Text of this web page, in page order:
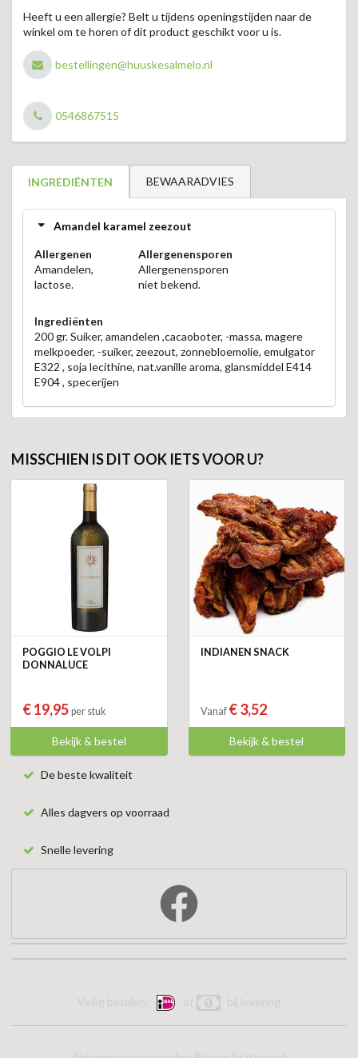
Heeft u een allergie? Belt u tijdens openingstijden naar de
winkel om te horen of dit product geschikt voor u is.
bestellingen@huuskesalmelo.nl
0546867515
INGREDIËNTEN BEWAARADVIES
Amandel karamel zeezout
Allergenen
Amandelen,
lactose.
Allergenensporen
Allergenensporen
niet bekend.
Ingrediënten
200 gr. Suiker, amandelen ,cacaoboter, -massa, magere
melkpoeder, -suiker, zeezout, zonnebloemolie, emulgator
E322 , soja lecithine, nat.vanille aroma, glansmiddel E414
E904 , specerijen
MISSCHIEN IS DIT OOK IETS VOOR U?
POGGIO LE VOLPI
DONNALUCE
€ 19,95 per stuk
Bekijk & bestel
INDIANEN SNACK
Vanaf € 3,52
Bekijk & bestel
De beste kwaliteit
Alles dagvers op voorraad
Snelle levering
Veilig betalen: of bij levering